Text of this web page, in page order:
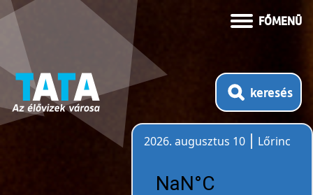
FŐMENÜ
keresés
2026. augusztus 10
Lőrinc